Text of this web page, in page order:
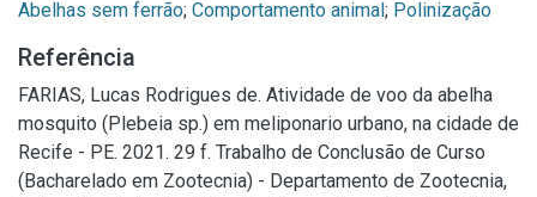
Abelhas sem ferrão; Comportamento animal; Polinização
Referência
FARIAS, Lucas Rodrigues de. Atividade de voo da abelha
mosquito (Plebeia sp.) em meliponario urbano, na cidade de
Recife - PE. 2021. 29 f. Trabalho de Conclusão de Curso
(Bacharelado em Zootecnia) - Departamento de Zootecnia,